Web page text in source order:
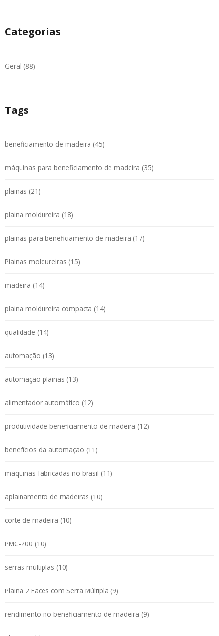
Categorias
Geral (88)
Tags
beneficiamento de madeira (45)
máquinas para beneficiamento de madeira (35)
plainas (21)
plaina moldureira (18)
plainas para beneficiamento de madeira (17)
Plainas moldureiras (15)
madeira (14)
plaina moldureira compacta (14)
qualidade (14)
automação (13)
automação plainas (13)
alimentador automático (12)
produtividade beneficiamento de madeira (12)
benefícios da automação (11)
máquinas fabricadas no brasil (11)
aplainamento de madeiras (10)
corte de madeira (10)
PMC-200 (10)
serras múltiplas (10)
Plaina 2 Faces com Serra Múltipla (9)
rendimento no beneficiamento de madeira (9)